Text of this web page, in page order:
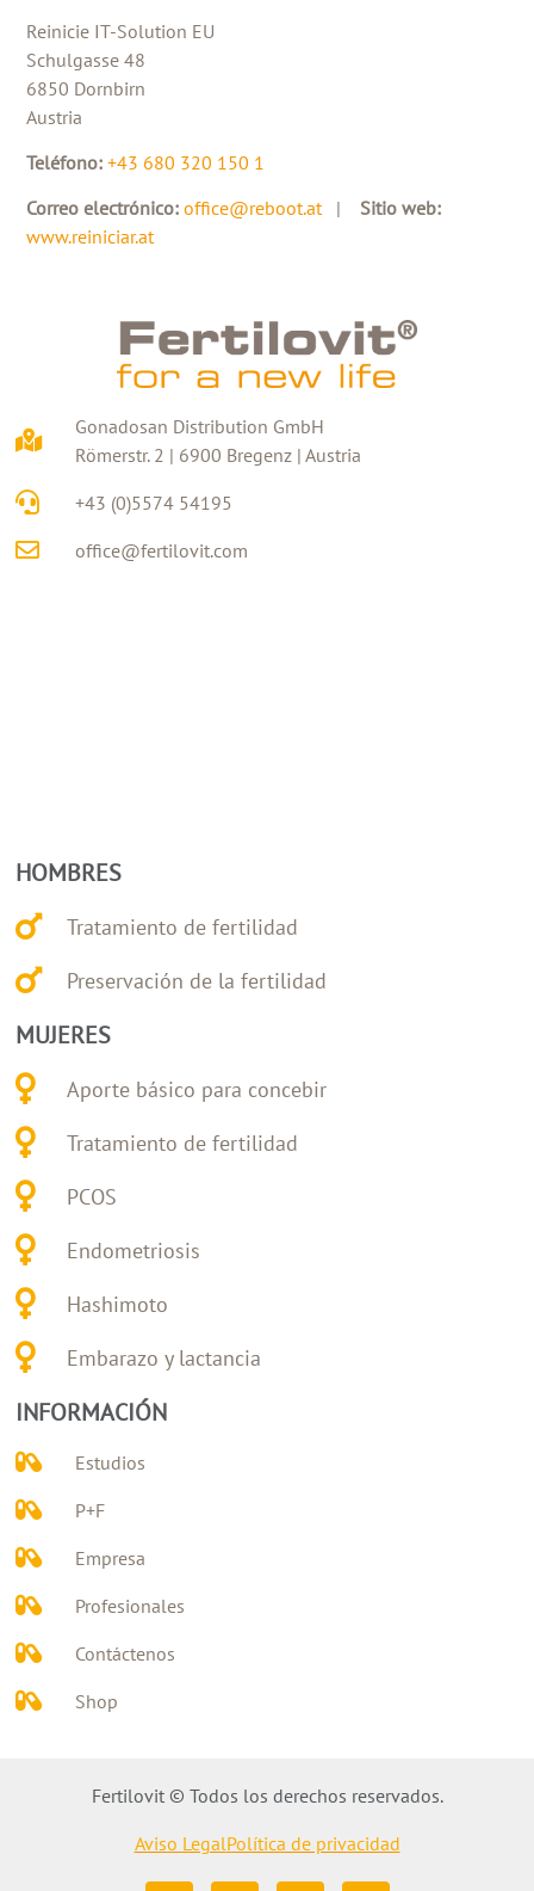
Reinicie IT-Solution EU
Schulgasse 48
6850 Dornbirn
Austria
Teléfono: +43 680 320 150 1
Correo electrónico: office@reboot.at|Sitio web:
www.reiniciar.at
Gonadosan Distribution GmbH
Römerstr. 2 | 6900 Bregenz | Austria
+43 (0)5574 54195
office@fertilovit.com
HOMBRES
Tratamiento de fertilidad
Preservación de la fertilidad
MUJERES
Aporte básico para concebir
Tratamiento de fertilidad
PCOS
Endometriosis
Hashimoto
Embarazo y lactancia
INFORMACIÓN
Estudios
P+F
Empresa
Profesionales
Contáctenos
Shop
Fertilovit © Todos los derechos reservados.
Aviso LegalPolítica de privacidad